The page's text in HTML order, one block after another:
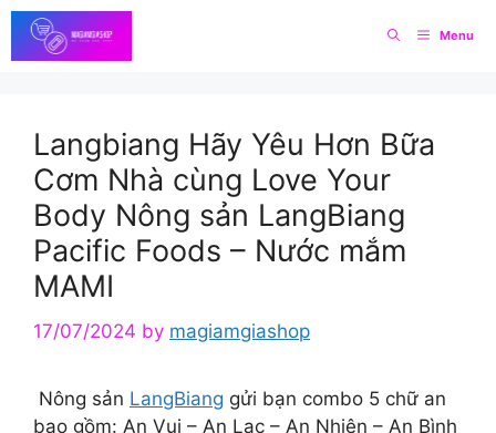
Skip
to
content
Menu
Langbiang Hãy Yêu Hơn Bữa
Cơm Nhà cùng Love Your
Body Nông sản LangBiang
Pacific Foods – Nước mắm
MAMI
17/07/2024 by magiamgiashop
Nông sản LangBiang gửi bạn combo 5 chữ an
bao gồm: An Vui – An Lạc – An Nhiên – An Bình